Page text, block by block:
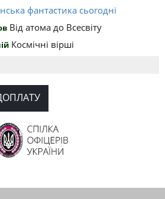
фантастика сьогодні
Від атома до Всесвіту
Космічні вірші